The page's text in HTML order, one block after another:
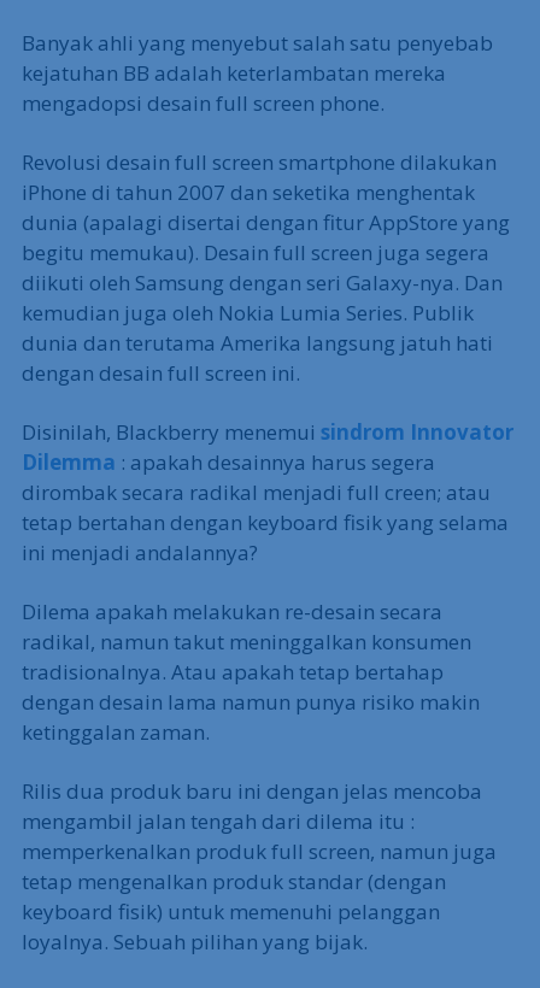
Banyak ahli yang menyebut salah satu penyebab
kejatuhan BB adalah keterlambatan mereka
mengadopsi desain full screen phone.
Revolusi desain full screen smartphone dilakukan
iPhone di tahun 2007 dan seketika menghentak
dunia (apalagi disertai dengan fitur AppStore yang
begitu memukau). Desain full screen juga segera
diikuti oleh Samsung dengan seri Galaxy-nya. Dan
kemudian juga oleh Nokia Lumia Series. Publik
dunia dan terutama Amerika langsung jatuh hati
dengan desain full screen ini.
Disinilah, Blackberry menemui sindrom Innovator
Dilemma : apakah desainnya harus segera
dirombak secara radikal menjadi full creen; atau
tetap bertahan dengan keyboard fisik yang selama
ini menjadi andalannya?
Dilema apakah melakukan re-desain secara
radikal, namun takut meninggalkan konsumen
tradisionalnya. Atau apakah tetap bertahap
dengan desain lama namun punya risiko makin
ketinggalan zaman.
Rilis dua produk baru ini dengan jelas mencoba
mengambil jalan tengah dari dilema itu :
memperkenalkan produk full screen, namun juga
tetap mengenalkan produk standar (dengan
keyboard fisik) untuk memenuhi pelanggan
loyalnya. Sebuah pilihan yang bijak.